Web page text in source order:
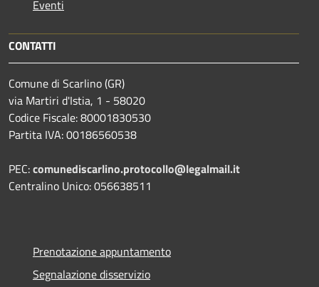
Eventi
CONTATTI
Comune di Scarlino (GR)
via Martiri d'Istia, 1 - 58020
Codice Fiscale: 80001830530
Partita IVA: 00186560538
PEC:comunediscarlino.protocollo@legalmail.it
Centralino Unico: 056638511
Prenotazione appuntamento
Segnalazione disservizio